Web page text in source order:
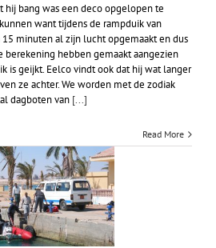
bang was een deco opgelopen te
want tijdens de rampduik van
minuten al zijn lucht opgemaakt en dus
berekening hebben gemaakt aangezien
is geijkt. Eelco vindt ook dat hij wat langer
ze achter. We worden met de zodiak
dagboten van [...]
Read More